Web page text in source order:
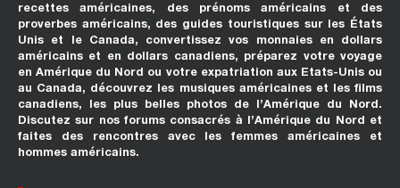
recettes américaines, des prénoms américains et des
proverbes américains, des guides touristiques sur les États
Unis et le Canada, convertissez vos monnaies en dollars
américains et en dollars canadiens, préparez votre voyage
en Amérique du Nord ou votre expatriation aux Etats-Unis ou
au Canada, découvrez les musiques américaines et les films
canadiens, les plus belles photos de l’Amérique du Nord.
Discutez sur nos forums consacrés à l’Amérique du Nord et
faites des rencontres avec les femmes américaines et
hommes américains.